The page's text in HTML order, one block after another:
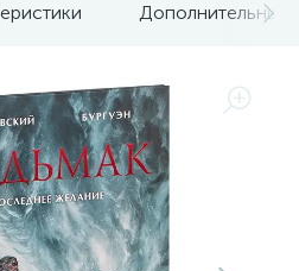
Дополнительные